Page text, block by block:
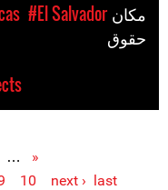
#El Salvador
Pages
« first
…
10 next › last »